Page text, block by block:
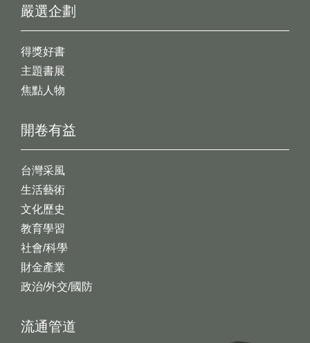
開卷有益
台灣采風
生活藝術
文化歷史
教育學習
社會/科學
財金產業
政治/外交/國防
嚴選企劃
得獎好書
主題書展
焦點人物
流通管道